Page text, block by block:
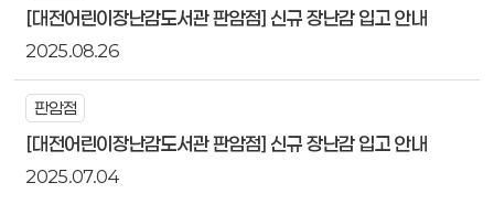
[대전어린이장난감도서관 판암점] 신규 장난감 입고 안내
2025.08.26
판암점
[대전어린이장난감도서관 판암점] 신규 장난감 입고 안내
2025.07.04